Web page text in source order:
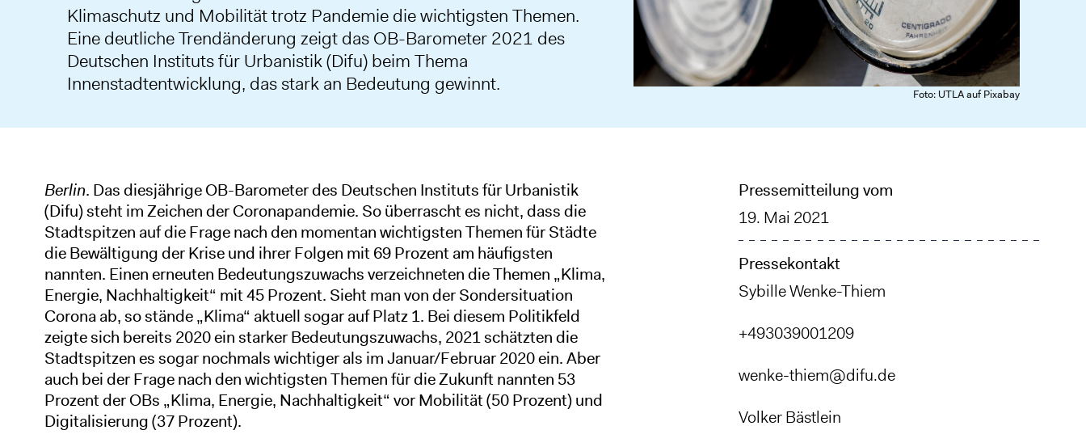
Foto: UTLA auf Pixabay
Klimaschutz und Mobilität trotz Pandemie die wichtigsten Themen.
Eine deutliche Trendänderung zeigt das OB-Barometer 2021 des
Deutschen Instituts für Urbanistik (Difu) beim Thema
Innenstadtentwicklung, das stark an Bedeutung gewinnt.
Berlin. Das diesjährige OB-Barometer des Deutschen Instituts für Urbanistik
(Difu) steht im Zeichen der Coronapandemie. So überrascht es nicht, dass die
Stadtspitzen auf die Frage nach den momentan wichtigsten Themen für Städte
die Bewältigung der Krise und ihrer Folgen mit 69 Prozent am häufigsten
nannten. Einen erneuten Bedeutungszuwachs verzeichneten die Themen „Klima,
Energie, Nachhaltigkeit“ mit 45 Prozent. Sieht man von der Sondersituation
Corona ab, so stände „Klima“ aktuell sogar auf Platz 1. Bei diesem Politikfeld
zeigte sich bereits 2020 ein starker Bedeutungszuwachs, 2021 schätzten die
Stadtspitzen es sogar nochmals wichtiger als im Januar/Februar 2020 ein. Aber
auch bei der Frage nach den wichtigsten Themen für die Zukunft nannten 53
Prozent der OBs „Klima, Energie, Nachhaltigkeit“ vor Mobilität (50 Prozent) und
Digitalisierung (37 Prozent).
Pressemitteilung vom
19. Mai 2021
Pressekontakt
Sybille Wenke-Thiem
+493039001209
wenke-thiem@difu.de
Volker Bästlein